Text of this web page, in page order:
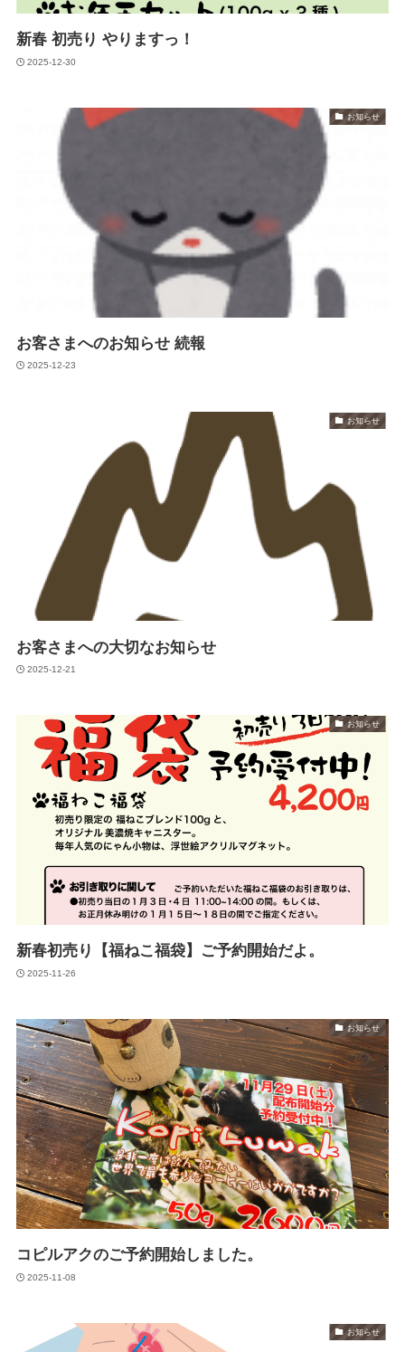
新春 初売り やりますっ！
2025-12-30
お知らせ
お客さまへのお知らせ 続報
2025-12-23
お知らせ
お客さまへの大切なお知らせ
2025-12-21
お知らせ
新春初売り【福ねこ福袋】ご予約開始だよ。
2025-11-26
お知らせ
コピルアクのご予約開始しました。
2025-11-08
お知らせ